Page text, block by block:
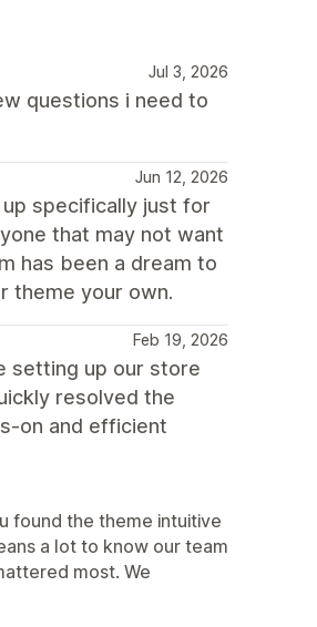
Jul 3, 2026
questions i need to
Jun 12, 2026
specifically just for
that may not want
has been a dream to
theme your own.
Feb 19, 2026
setting up our store
resolved the
on and efficient
found the theme intuitive
a lot to know our team
most. We